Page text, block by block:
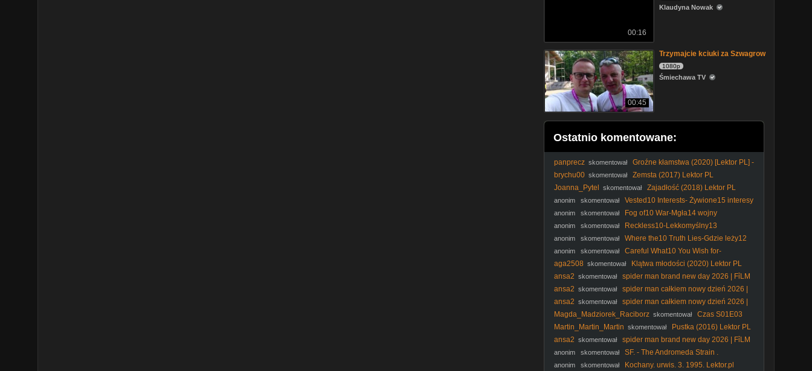
00:16
Klaudyna Nowak
00:45
Trzymajcie kciuki za Szwagrow
1080p
Śmiechawa TV
Ostatnio komentowane:
panprecz skomentował
Groźne kłamstwa (2020) [Lektor PL] -
Dangerous Lies
brychu00 skomentował
Zemsta (2017) Lektor PL
Joanna_Pytel
skomentował Zajadłość (2018) Lektor PL
anonim skomentował Vested10 Interests- Żywione15 interesy
anonim skomentował Fog of10 War-Mgła14 wojny
anonim skomentował Reckless10-Lekkomyślny13
anonim skomentował
Where the10 Truth Lies-Gdzie leży12
prawda
anonim skomentował
Careful What10 You Wish for-
Ostrożnie, czego11 sobie życzysz.
aga2508 skomentował
Klątwa młodości (2020) Lektor PL
ansa2 skomentował
spider man brand new day 2026 | FỉLM
W OPỉSỉE
ansa2 skomentował
spider man całkiem nowy dzień 2026 |
FỉLM W OPỉSỉE
ansa2 skomentował
spider man całkiem nowy dzień 2026 |
FỉLM W OPỉSỉE
Magda_Madziorek_Raciborz skomentował
Czas S01E03
Lektor PL
Martin_Martin_Martin skomentował
Pustka (2016) Lektor PL
ansa2 skomentował
spider man brand new day 2026 | FỉLM
W OPỉSỉE
anonim skomentował
SF. - The Andromeda Strain .
Tajemnica. Andromedy. (1971) lektor
anonim skomentował Kochany. urwis. 3. 1995. Lektor.pl